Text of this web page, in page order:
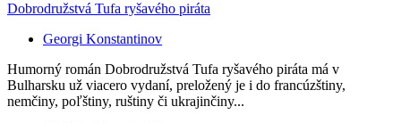
Dobrodružstvá Tufa ryšavého piráta
Georgi Konstantinov
Humorný román Dobrodružstvá Tufa ryšavého piráta má v
Bulharsku už viacero vydaní, preložený je i do francúzštiny,
nemčiny, poľštiny, ruštiny či ukrajinčiny...